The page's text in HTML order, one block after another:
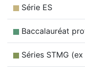
Série ES
Baccalauréat
Séries STMG